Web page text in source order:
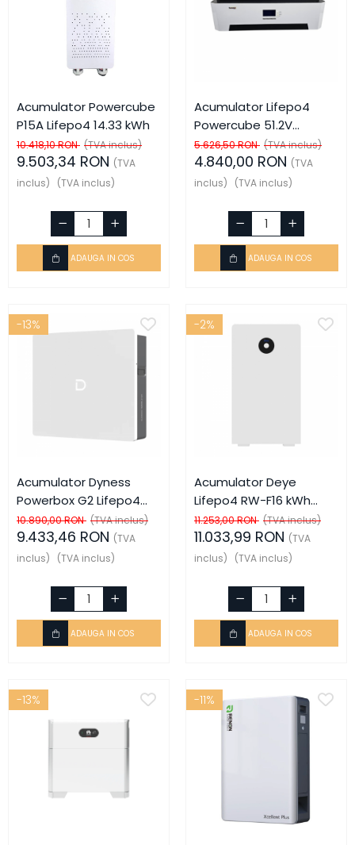
Acumulator Powercube
P15A Lifepo4 14.33 kWh
10.418,10 RON (TVA inclus)
9.503,34 RON (TVA
inclus)
(TVA inclus)
ADAUGA IN COS
Acumulator Lifepo4
Powercube 51.2V
5.12KWh
5.626,50 RON (TVA inclus)
4.840,00 RON (TVA
inclus)
(TVA inclus)
ADAUGA IN COS
-13%
Acumulator Dyness
Powerbox G2 Lifepo4
10.24 kWh IP65 cu
Incalzire
10.890,00 RON (TVA inclus)
9.433,46 RON (TVA
inclus)
(TVA inclus)
ADAUGA IN COS
-2%
Acumulator Deye
Lifepo4 RW-F16 kWh
51.2V 314Ah
11.253,00 RON (TVA inclus)
11.033,99 RON (TVA
inclus)
(TVA inclus)
ADAUGA IN COS
-13% -11%